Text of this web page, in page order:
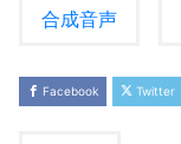
合成音声
Facebook Twitter